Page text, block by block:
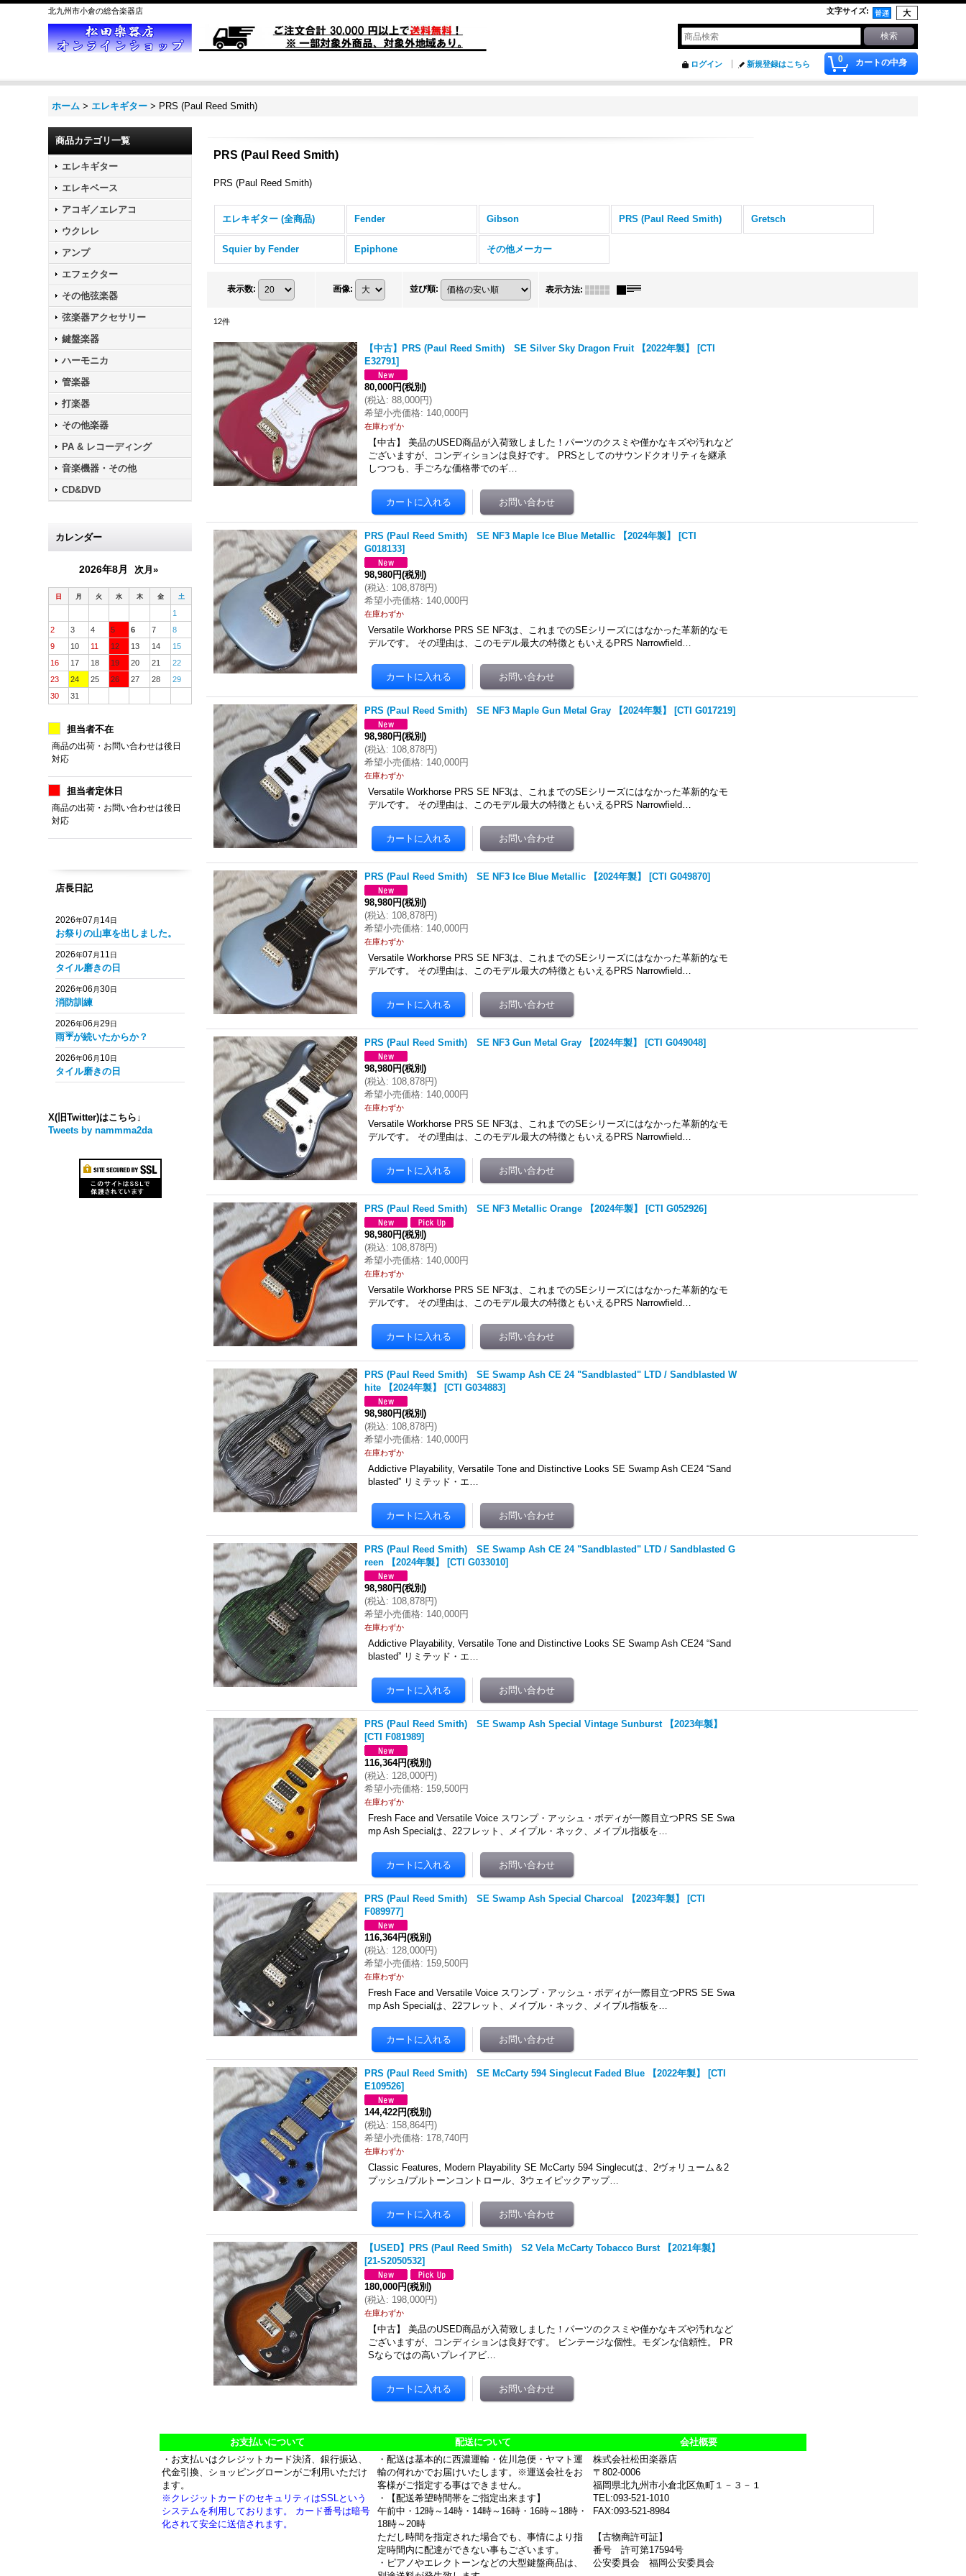
北九州市小倉の総合楽器店 文字サイズ:
0 カートの中身
ログイン 新規登録はこちら
ホーム > エレキギター > PRS (Paul Reed Smith)
商品カテゴリ一覧
エレキギター
エレキベース
アコギ／エレアコ
ウクレレ
アンプ
エフェクター
その他弦楽器
弦楽器アクセサリー
鍵盤楽器
ハーモニカ
管楽器
打楽器
その他楽器
PA & レコーディング
音楽機器・その他
CD&DVD
カレンダー
2026年8月 次月»
日 月 火 水 木 金 土
1
2
3 4 5 6 7
8
9
10 11 12 13 14
15
16
17 18 19 20 21
22
23
24 25 26 27 28
29
30
31
担当者不在
商品の出荷・お問い合わせは後日
対応
担当者定休日
商品の出荷・お問い合わせは後日
対応
店長日記
2026年07 月 14日
お祭りの山車を出しました。
2026年07 月 11日
タイル磨きの日
2026年06 月30日
消防訓練
2026年06 月29日
雨☔️が続いたからか？
2026年06 月 10日
タイル磨きの日
X(旧Twitter)はこちら↓
Tweets by nammma2da
PRS (Paul Reed Smith)
PRS (Paul Reed Smith)
エレキギター (全商品) Fender Gibson PRS (Paul Reed Smith) Gretsch
Squier by Fender Epiphone その他メーカー
表示数: 画像: 並び順: 表示方法:
12件
【中古】PRS (Paul Reed Smith) SE Silver Sky Dragon Fruit 【2022年製】 [CTI
E32791]
80,000円(税別)
(税込: 88,000円)
希望小売価格: 140,000円
在庫わずか
【中古】 美品のUSED商品が入荷致しました！パーツのクスミや僅かなキズや汚れなど
ございますが、コンディションは良好です。 PRSとしてのサウンドクオリティを継承
しつつも、手ごろな価格帯でのギ…
PRS (Paul Reed Smith) SE NF3 Maple Ice Blue Metallic 【2024年製】 [CTI
G018133]
98,980円(税別)
(税込: 108,878円)
希望小売価格: 140,000円
在庫わずか
Versatile Workhorse PRS SE NF3は、これまでのSEシリーズにはなかった革新的なモ
デルです。 その理由は、このモデル最大の特徴ともいえるPRS Narrowfield…
PRS (Paul Reed Smith) SE NF3 Maple Gun Metal Gray 【2024年製】 [CTI G017219]
98,980円(税別)
(税込: 108,878円)
希望小売価格: 140,000円
在庫わずか
Versatile Workhorse PRS SE NF3は、これまでのSEシリーズにはなかった革新的なモ
デルです。 その理由は、このモデル最大の特徴ともいえるPRS Narrowfield…
PRS (Paul Reed Smith) SE NF3 Ice Blue Metallic 【2024年製】 [CTI G049870]
98,980円(税別)
(税込: 108,878円)
希望小売価格: 140,000円
在庫わずか
Versatile Workhorse PRS SE NF3は、これまでのSEシリーズにはなかった革新的なモ
デルです。 その理由は、このモデル最大の特徴ともいえるPRS Narrowfield…
PRS (Paul Reed Smith) SE NF3 Gun Metal Gray 【2024年製】 [CTI G049048]
98,980円(税別)
(税込: 108,878円)
希望小売価格: 140,000円
在庫わずか
Versatile Workhorse PRS SE NF3は、これまでのSEシリーズにはなかった革新的なモ
デルです。 その理由は、このモデル最大の特徴ともいえるPRS Narrowfield…
PRS (Paul Reed Smith) SE NF3 Metallic Orange 【2024年製】 [CTI G052926]
98,980円(税別)
(税込: 108,878円)
希望小売価格: 140,000円
在庫わずか
Versatile Workhorse PRS SE NF3は、これまでのSEシリーズにはなかった革新的なモ
デルです。 その理由は、このモデル最大の特徴ともいえるPRS Narrowfield…
PRS (Paul Reed Smith) SE Swamp Ash CE 24 "Sandblasted" LTD / Sandblasted W
hite 【2024年製】
[CTI G034883]
98,980円(税別)
(税込: 108,878円)
希望小売価格: 140,000円
在庫わずか
Addictive Playability, Versatile Tone and Distinctive Looks SE Swamp Ash CE24 “Sand
blasted” リミテッド・エ…
PRS (Paul Reed Smith) SE Swamp Ash CE 24 "Sandblasted" LTD / Sandblasted G
reen 【2024年製】
[CTI G033010]
98,980円(税別)
(税込: 108,878円)
希望小売価格: 140,000円
在庫わずか
Addictive Playability, Versatile Tone and Distinctive Looks SE Swamp Ash CE24 “Sand
blasted” リミテッド・エ…
PRS (Paul Reed Smith) SE Swamp Ash Special Vintage Sunburst 【2023年製】
[CTI F081989]
116,364円(税別)
(税込: 128,000円)
希望小売価格: 159,500円
在庫わずか
Fresh Face and Versatile Voice スワンプ・アッシュ・ボディが一際目立つPRS SE Swa
mp Ash Specialは、22フレット、メイプル・ネック、メイプル指板を…
PRS (Paul Reed Smith) SE Swamp Ash Special Charcoal 【2023年製】 [CTI
F089977]
116,364円(税別)
(税込: 128,000円)
希望小売価格: 159,500円
在庫わずか
Fresh Face and Versatile Voice スワンプ・アッシュ・ボディが一際目立つPRS SE Swa
mp Ash Specialは、22フレット、メイプル・ネック、メイプル指板を…
PRS (Paul Reed Smith) SE McCarty 594 Singlecut Faded Blue 【2022年製】 [CTI
E109526]
144,422円(税別)
(税込: 158,864円)
希望小売価格: 178,740円
在庫わずか
Classic Features, Modern Playability SE McCarty 594 Singlecutは、2ヴォリューム＆2
プッシュ/プルトーンコントロール、3ウェイピックアップ…
【USED】PRS (Paul Reed Smith) S2 Vela McCarty Tobacco Burst 【2021年製】
[21-S2050532]
180,000円(税別)
(税込: 198,000円)
在庫わずか
【中古】 美品のUSED商品が入荷致しました！パーツのクスミや僅かなキズや汚れなど
ございますが、コンディションは良好です。 ビンテージな個性。モダンな信頼性。 PR
Sならではの高いプレイアビ…
お支払いについて 配送について
会社概要
・お支払いはクレジットカード決済、銀行振込、
代金引換、ショッピングローンがご利用いただけ
ます。
※クレジットカードのセキュリティはSSLという
システムを利用しております。 カード番号は暗号
化されて安全に送信されます。
・配送は基本的に西濃運輸・佐川急便・ヤマト運
輸の何れかでお届けいたします。※運送会社をお
客様がご指定する事はできません。
・【配送希望時間帯をご指定出来ます】
午前中・12時～14時・14時～16時・16時～18時・
18時～20時
ただし時間を指定された場合でも、事情により指
定時間内に配達ができない事もございます。
・ピアノやエレクトーンなどの大型鍵盤商品は、
株式会社松田楽器店
〒802-0006
福岡県北九州市小倉北区魚町１－３－１
TEL:093-521-1010
FAX:093-521-8984
【古物商許可証】
番号 許可第17594号
公安委員会 福岡公安委員会